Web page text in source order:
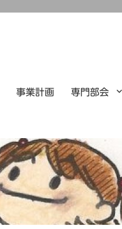
事業計画 専門部会